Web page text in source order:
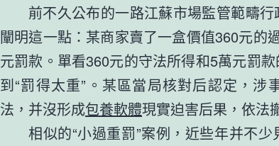
前不久公布的一路江蘇市場監管範疇
闡明這一點：某商家賣了一盒價值360元的
元罰款。單看360元的守法所得和5萬元罰款
到“罰得太重”。某區當局核對后認定，涉
法，并沒形成包養軟體現實迫害后果，依法
相似的“小過重罰”案例，近些年并不